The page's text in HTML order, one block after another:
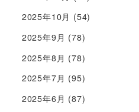
2025年10月 (54)
2025年9月 (78)
2025年8月 (78)
2025年7月 (95)
2025年6月 (87)